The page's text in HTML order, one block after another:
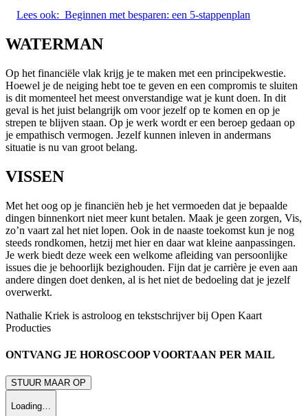
Lees ook: Beginnen met besparen: een 5-stappenplan
WATERMAN
Op het financiële vlak krijg je te maken met een principekwestie.
Hoewel je de neiging hebt toe te geven en een compromis te sluiten
is dit momenteel het meest onverstandige wat je kunt doen. In dit
geval is het juist belangrijk om voor jezelf op te komen en op je
strepen te blijven staan. Op je werk wordt er een beroep gedaan op
je empathisch vermogen. Jezelf kunnen inleven in andermans
situatie is nu van groot belang.
VISSEN
Met het oog op je financiën heb je het vermoeden dat je bepaalde
dingen binnenkort niet meer kunt betalen. Maak je geen zorgen, Vis,
zo’n vaart zal het niet lopen. Ook in de naaste toekomst kun je nog
steeds rondkomen, hetzij met hier en daar wat kleine aanpassingen.
Je werk biedt deze week een welkome afleiding van persoonlijke
issues die je behoorlijk bezighouden. Fijn dat je carrière je even aan
andere dingen doet denken, al is het niet de bedoeling dat je jezelf
overwerkt.
Nathalie Kriek is astroloog en tekstschrijver bij Open Kaart
Producties
ONTVANG JE HOROSCOOP VOORTAAN PER MAIL
STUUR MAAR OP
Loading…